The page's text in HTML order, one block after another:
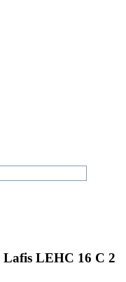
Lafis LEHC 16 C 2